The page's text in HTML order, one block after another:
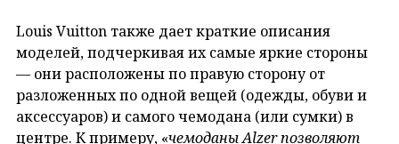
Louis Vuitton также дает краткие описания
моделей, подчеркивая их самые яркие стороны
— они расположены по правую сторону от
разложенных по одной вещей (одежды, обуви и
аксессуаров) и самого чемодана (или сумки) в
центре. К примеру, «чемоданы Alzer позволяют